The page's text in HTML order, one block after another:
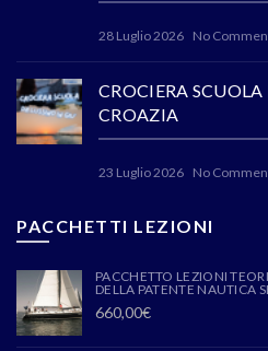
28 Luglio 2026 No
CROCIERA
CROAZIA
23 Luglio 2026 No
PACCHETTI LEZIONI
PACCHETTO LEZIONI
DELLA PATENTE NAUTICA
660,00€